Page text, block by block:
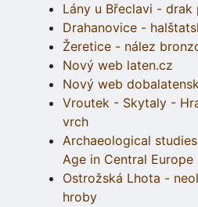
Lány u Břeclavi -
Drahanovice -
Žeretice - nález
Nový web laten.cz
Nový web
Vroutek - Skytaly -
vrch
Archaeological
Age in Central Europe
Ostrožská Lhota -
hroby